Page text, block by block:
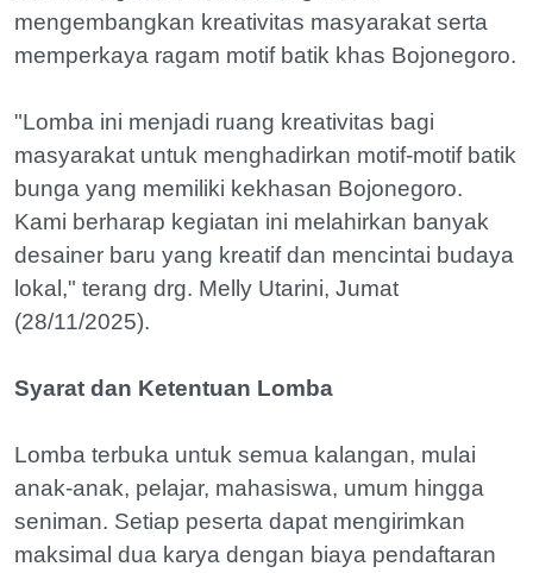
mengembangkan kreativitas masyarakat serta
memperkaya ragam motif batik khas Bojonegoro.
"Lomba ini menjadi ruang kreativitas bagi
masyarakat untuk menghadirkan motif-motif batik
bunga yang memiliki kekhasan Bojonegoro.
Kami berharap kegiatan ini melahirkan banyak
desainer baru yang kreatif dan mencintai budaya
lokal," terang drg. Melly Utarini, Jumat
(28/11/2025).
Syarat dan Ketentuan Lomba
Lomba terbuka untuk semua kalangan, mulai
anak-anak, pelajar, mahasiswa, umum hingga
seniman. Setiap peserta dapat mengirimkan
maksimal dua karya dengan biaya pendaftaran